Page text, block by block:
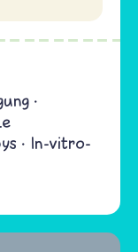
In-vitro-